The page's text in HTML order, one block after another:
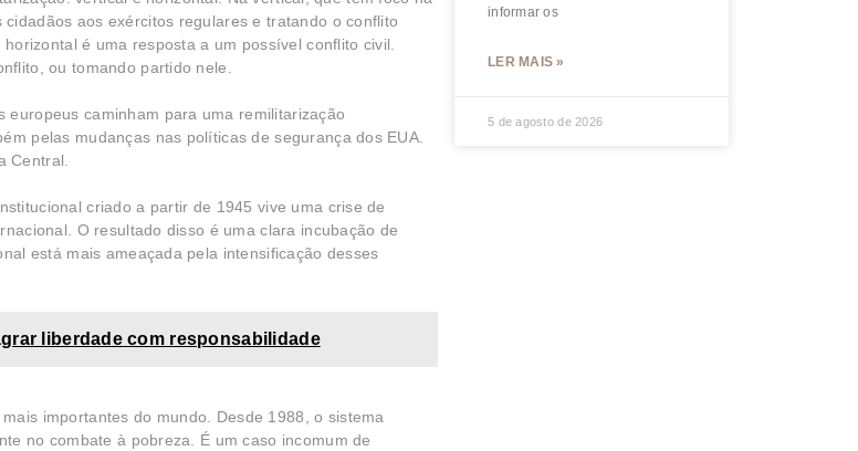
aos exércitos regulares e tratando o conflito
é uma resposta a um possível conflito civil.
ou tomando partido nele.
caminham para uma remilitarização
pelas mudanças nas políticas de segurança dos EUA.
Central.
criado a partir de 1945 vive uma crise de
O resultado disso é uma clara incubação de
está mais ameaçada pela intensificação desses
liberdade com responsabilidade
importantes do mundo. Desde 1988, o sistema
no combate à pobreza. É um caso incomum de
informar os
LER MAIS »
5 de agosto de 2026